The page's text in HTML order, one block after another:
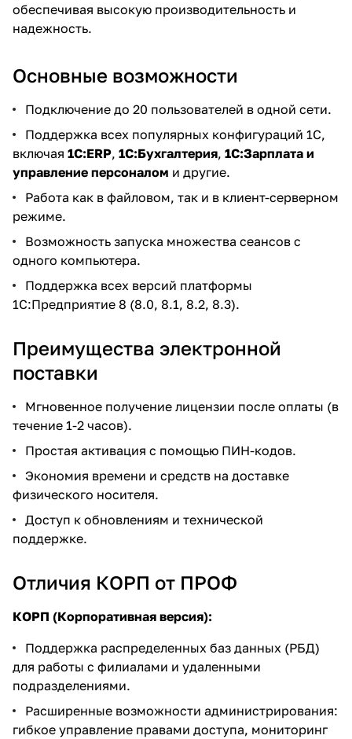
обеспечивая высокую производительность и
надежность.
Основные возможности
Подключение до 20 пользователей в одной сети.
Поддержка всех популярных конфигураций 1С,
включая 1С:ERP, 1С:Бухгалтерия, 1С:Зарплата и
управление персоналом и другие.
Работа как в файловом, так и в клиент-серверном
режиме.
Возможность запуска множества сеансов с
одного компьютера.
Поддержка всех версий платформы
1С:Предприятие 8 (8.0, 8.1, 8.2, 8.3).
Преимущества электронной
поставки
Мгновенное получение лицензии после оплаты (в
течение 1-2 часов).
Простая активация с помощью ПИН-кодов.
Экономия времени и средств на доставке
физического носителя.
Доступ к обновлениям и технической
поддержке.
Отличия КОРП от ПРОФ
КОРП (Корпоративная версия):
Поддержка распределенных баз данных (РБД)
для работы с филиалами и удаленными
подразделениями.
Расширенные возможности администрирования:
гибкое управление правами доступа, мониторинг